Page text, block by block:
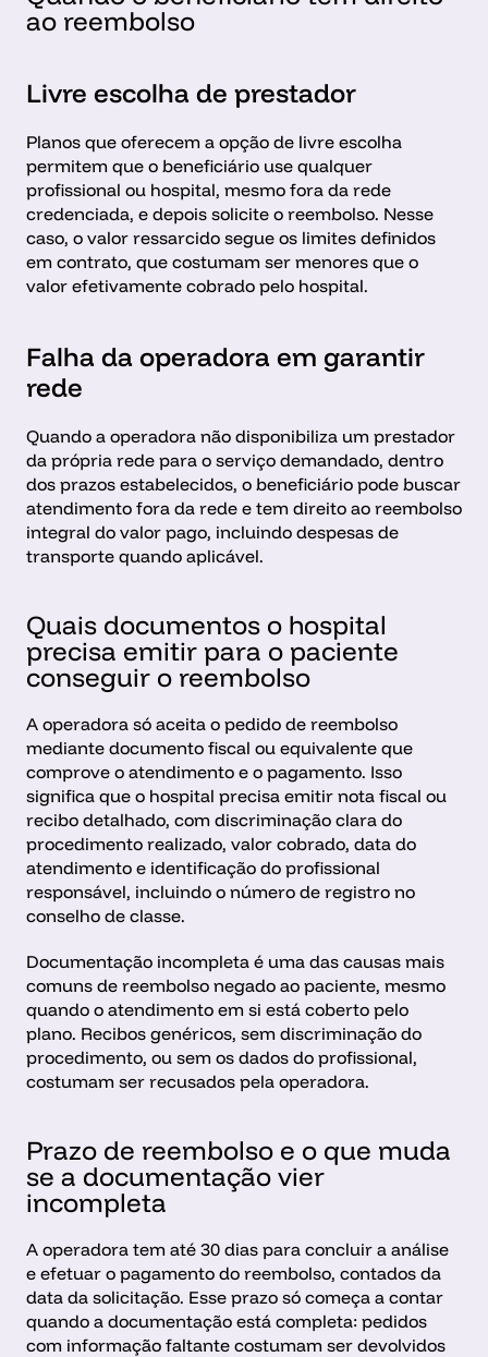
ao reembolso
Livre escolha de prestador
Planos que oferecem a opção de livre escolha
permitem que o beneficiário use qualquer
profissional ou hospital, mesmo fora da rede
credenciada, e depois solicite o reembolso. Nesse
caso, o valor ressarcido segue os limites definidos
em contrato, que costumam ser menores que o
valor efetivamente cobrado pelo hospital.
Falha da operadora em garantir
rede
Quando a operadora não disponibiliza um prestador
da própria rede para o serviço demandado, dentro
dos prazos estabelecidos, o beneficiário pode buscar
atendimento fora da rede e tem direito ao reembolso
integral do valor pago, incluindo despesas de
transporte quando aplicável.
Quais documentos o hospital
precisa emitir para o paciente
conseguir o reembolso
A operadora só aceita o pedido de reembolso
mediante documento fiscal ou equivalente que
comprove o atendimento e o pagamento. Isso
significa que o hospital precisa emitir nota fiscal ou
recibo detalhado, com discriminação clara do
procedimento realizado, valor cobrado, data do
atendimento e identificação do profissional
responsável, incluindo o número de registro no
conselho de classe.
Documentação incompleta é uma das causas mais
comuns de reembolso negado ao paciente, mesmo
quando o atendimento em si está coberto pelo
plano. Recibos genéricos, sem discriminação do
procedimento, ou sem os dados do profissional,
costumam ser recusados pela operadora.
Prazo de reembolso e o que muda
se a documentação vier
incompleta
A operadora tem até 30 dias para concluir a análise
e efetuar o pagamento do reembolso, contados da
data da solicitação. Esse prazo só começa a contar
quando a documentação está completa: pedidos
com informação faltante costumam ser devolvidos